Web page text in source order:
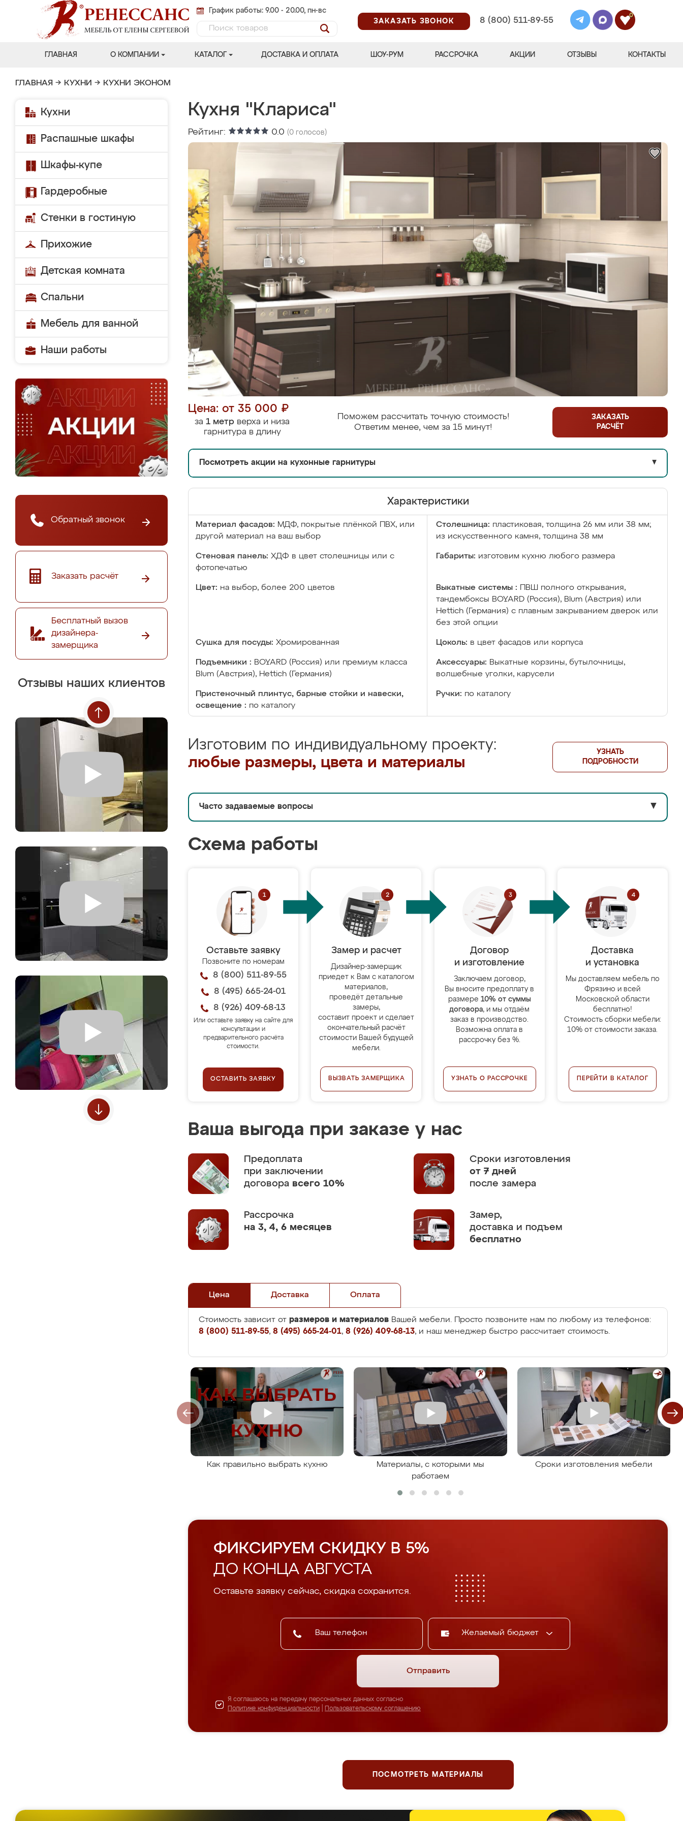
График работы: 9.00 - 20.00, пн-вс
ЗАКАЗАТЬ ЗВОНОК
8 (800) 511-89-55
0
ГЛАВНАЯ О КОМПАНИИ КАТАЛОГ ДОСТАВКА И ОПЛАТА ШОУ-РУМ РАССРОЧКА АКЦИИ ОТЗЫВЫ КОНТАКТЫ
ГЛАВНАЯ → КУХНИ → КУХНИ ЭКОНОМ
Кухни
Распашные шкафы
Шкафы-купе
Гардеробные
Стенки в гостиную
Прихожие
Детская комната
Спальни
Мебель для ванной
Наши работы
Обратный звонок
Заказать расчёт
Бесплатный вызов
дизайнера-
замерщика
Отзывы наших клиентов
Кухня "Клариса"
Рейтинг: 0.0 (0 голосов)
Цена: от 35 000 ₽
за 1 метр верха и низа
гарнитура в длину
Поможем рассчитать точную стоимость!
Ответим менее, чем за 15 минут!
ЗАКАЗАТЬ
РАСЧЁТ
Посмотреть акции на кухонные гарнитуры ▼
Характеристики
Материал фасадов: МДФ, покрытые плёнкой ПВХ, или
другой материал на ваш выбор
Столешница: пластиковая, толщина 26 мм или 38 мм;
из искусственного камня, толщина 38 мм
Стеновая панель: ХДФ в цвет столешницы или с
фотопечатью
Габариты: изготовим кухню любого размера
Цвет: на выбор, более 200 цветов Выкатные системы :
ПВШ полного открывания,
тандембоксы BOYARD (Россия), Blum (Австрия) или
Hettich (Германия) с плавным закрыванием дверок или
без этой опции
Сушка для посуды: Хромированная Цоколь: в цвет фасадов или корпуса
Подъемники : BOYARD (Россия) или премиум класса
Blum (Австрия), Hettich (Германия)
Аксессуары: Выкатные корзины, бутылочницы,
волшебные уголки, карусели
Пристеночный плинтус, барные стойки и навески,
освещение : по каталогу
Ручки: по каталогу
Изготовим по индивидуальному проекту:
любые размеры, цвета и материалы
УЗНАТЬ
ПОДРОБНОСТИ
Часто задаваемые вопросы ▼
Схема работы
Оставьте заявку
Позвоните по номерам
8 (800) 511-89-55
8 (495) 665-24-01
8 (926) 409-68-13
Или оставьте заявку на сайте для
консультации и
предварительного расчёта
стоимости.
ОСТАВИТЬ ЗАЯВКУ
Замер и расчет
Дизайнер-замерщик
приедет к Вам с каталогом
материалов,
проведёт детальные
замеры,
составит проект и сделает
окончательный расчёт
стоимости Вашей будущей
мебели.
ВЫЗВАТЬ ЗАМЕРЩИКА
Договор
и изготовление
Заключаем договор,
Вы вносите предоплату в
размере 10% от суммы
договора, и мы отдаём
заказ в производство.
Возможна оплата в
рассрочку без %.
УЗНАТЬ О РАССРОЧКЕ
Доставка
и установка
Мы доставляем мебель по
Фрязино и всей
Московской области
бесплатно!
Стоимость сборки мебели:
10% от стоимости заказа.
ПЕРЕЙТИ В КАТАЛОГ
Ваша выгода при заказе у нас
Предоплата
при заключении
договора всего 10%
Сроки изготовления
от 7 дней
после замера
Рассрочка
на 3, 4, 6 месяцев
Замер,
доставка и подъем
бесплатно
Цена Доставка Оплата
Стоимость зависит от размеров и материалов Вашей мебели. Просто позвоните нам по любому из телефонов:
8 (800) 511-89-55, 8 (495) 665-24-01, 8 (926) 409-68-13, и наш менеджер быстро рассчитает стоимость.
Как правильно выбрать кухню
Материалы, с которыми мы
работаем
Сроки изготовления мебели
ФИКСИРУЕМ СКИДКУ В 5%
ДО КОНЦА АВГУСТА
Оставьте заявку сейчас, скидка сохранится.
Желаемый бюджет
Отправить
Я соглашаюсь на передачу персональных данных согласно
Политике конфиденциальности
Пользовательскому соглашению
ПОСМОТРЕТЬ МАТЕРИАЛЫ